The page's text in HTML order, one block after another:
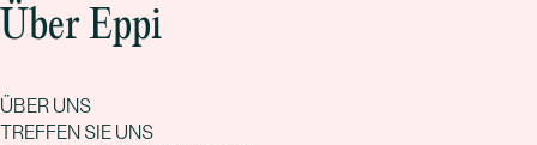
Über Eppi
ÜBER UNS
TREFFEN SIE UNS